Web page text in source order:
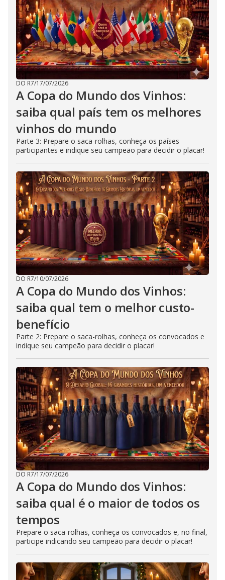
DO R7/17/07/2026
A Copa do Mundo dos Vinhos:
saiba qual país tem os melhores
vinhos do mundo
Parte 3: Prepare o saca-rolhas, conheça os países
participantes e indique seu campeão para decidir o placar!
DO R7/10/07/2026
A Copa do Mundo dos Vinhos:
saiba qual tem o melhor custo-
benefício
Parte 2: Prepare o saca-rolhas, conheça os convocados e
indique seu campeão para decidir o placar!
DO R7/17/07/2026
A Copa do Mundo dos Vinhos:
saiba qual é o maior de todos os
tempos
Prepare o saca-rolhas, conheça os convocados e, no final,
participe indicando seu campeão para decidir o placar!